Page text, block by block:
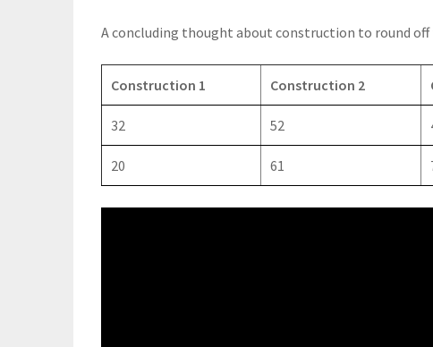
A concluding thought about construction to round
Construction 1 Construction 2
32 52
20 61